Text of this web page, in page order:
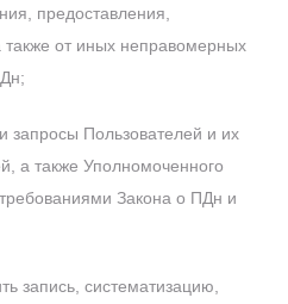
предоставления,
от иных неправомерных
запросы Пользователей и их
а также Уполномоченного
требованиями Закона о ПДн и
запись, систематизацию,